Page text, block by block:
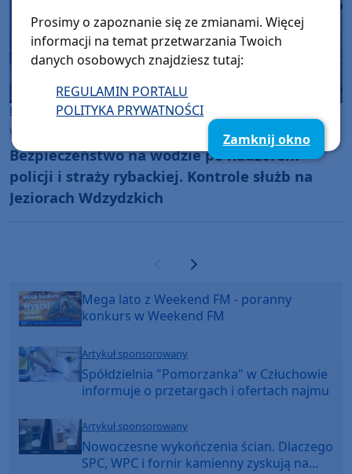
Powiat Kościerski
wtorek, 14 lipca 2026, 09:53
Bezpieczeństwo na wodzie po nadzorem
policji i straży rybackiej. Kontrole służb na
Jeziorach Wdzydzkich
Poprzednia strona
Następna strona
Mega lato z Weekend FM - poranny
konkurs w Weekend FM
Artykuł sponsorowany
Spółdzielnia "Pomorzanka" w Człuchowie
informuje o przetargach i ofertach najmu
Artykuł sponsorowany
Nowoczesne wykończenia ścian. Dlaczego
SPC, WPC i fornir kamienny zyskują na
Prosimy o zapoznanie się ze zmianami. Więcej
informacji na temat przetwarzania Twoich
danych osobowych znajdziesz tutaj:
REGULAMIN PORTALU
POLITYKA PRYWATNOŚCI
Zamknij okno